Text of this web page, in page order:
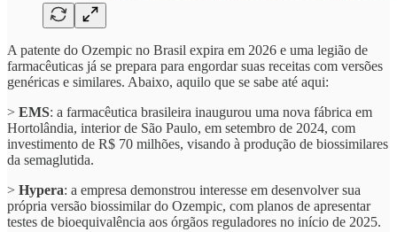
A patente do Ozempic no Brasil expira em 2026 e uma legião de
farmacêuticas já se prepara para engordar suas receitas com versões
genéricas e similares. Abaixo, aquilo que se sabe até aqui:
> EMS: a farmacêutica brasileira inaugurou uma nova fábrica em
Hortolândia, interior de São Paulo, em setembro de 2024, com
investimento de R$ 70 milhões, visando à produção de biossimilares
da semaglutida.
> Hypera: a empresa demonstrou interesse em desenvolver sua
própria versão biossimilar do Ozempic, com planos de apresentar
testes de bioequivalência aos órgãos reguladores no início de 2025.